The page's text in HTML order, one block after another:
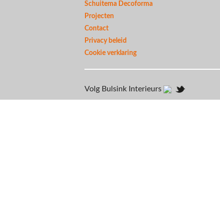
Schuitema Decoforma
Projecten
Contact
Privacy beleid
Cookie verklaring
Volg Bulsink Interieurs